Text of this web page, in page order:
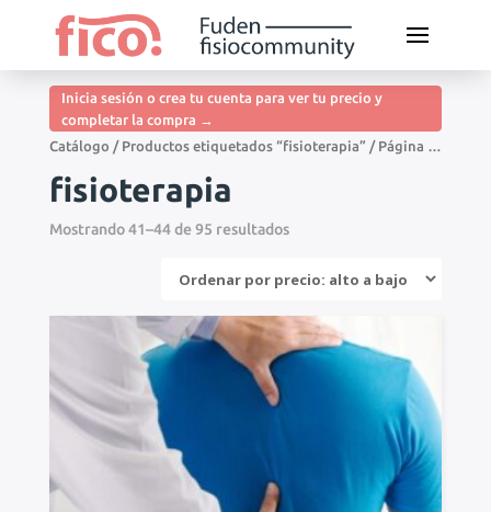
Catálogo / Productos etiquetados “fisioterapia” / Página 11
fisioterapia
Inicia sesión o crea tu cuenta para ver tu precio y
completar la compra →
Mostrando 41–44 de 95 resultados